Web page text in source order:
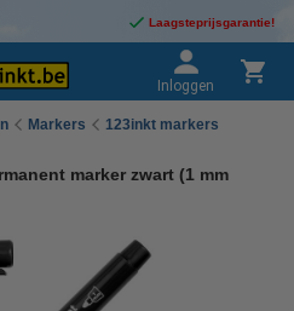
Laagsteprijsgarantie!
Inloggen
Markers 123inkt markers
marker zwart (1 mm